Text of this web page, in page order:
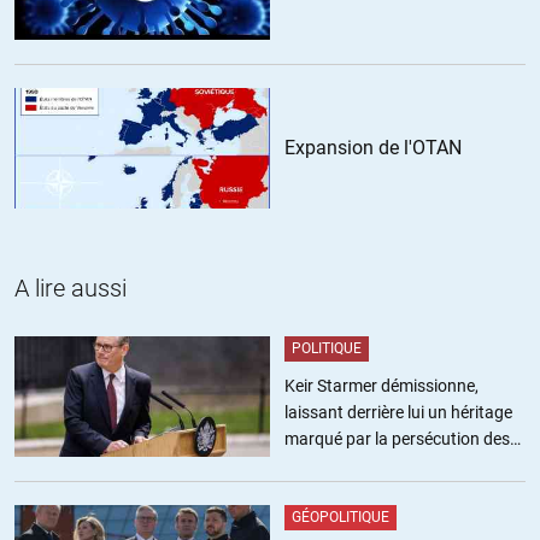
gens en vrai…) Passons-nous des heures à rédiger un article ?
(quand bien même on peut passer des heures sur ce site…. -je
parle pour moi-)
+3
Wakizashi// 13.05.2017 à 11h13
comportement nettement « de gauche » (un comportement
dernier degré…
Comme dit Michéa dans une interview : « j’ai toujours pris soin
de distinguer le « ni gauche ni droite » d’en haut – celui de
Merkel et Macron – de ce « ni gauche ni droite » d’en bas qui
http://claude-rochet.fr/jean-claude-michea/
Expansion de l'OTAN
A lire aussi
POLITIQUE
Keir Starmer démissionne,
laissant derrière lui un héritage
marqué par la persécution des
GÉOPOLITIQUE